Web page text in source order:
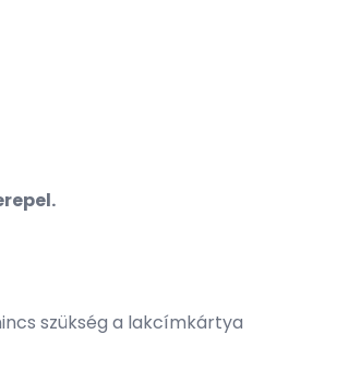
szükség a lakcímkártya